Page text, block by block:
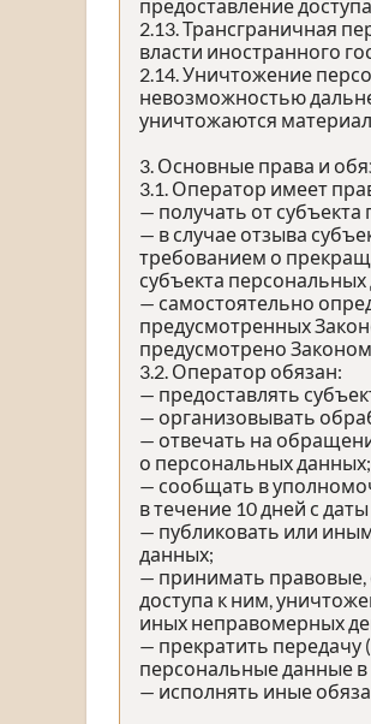
предоставление
2.13. Трансграничная
власти иностранного
2.14. Уничтожение
невозможностью
уничтожаются
3. Основные права и
3.1. Оператор имеет
— получать от
— в случае отзыва
требованием о
субъекта
— самостоятельно
предусмотренных
предусмотрено
3.2. Оператор обязан:
— предоставлять
— организовывать
— отвечать на
о персональных данных;
— сообщать в
в течение 10 дней с
— публиковать или
данных;
— принимать правовые,
доступа к ним,
иных неправомерных
— прекратить передачу
персональные данные
— исполнять иные